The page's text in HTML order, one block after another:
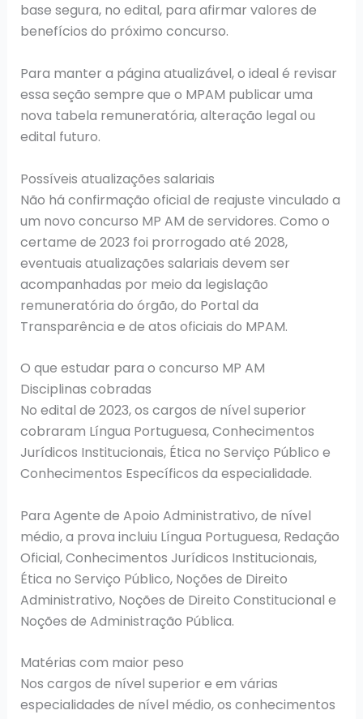
base segura, no edital, para afirmar valores de
benefícios do próximo concurso.
Para manter a página atualizável, o ideal é revisar
essa seção sempre que o MPAM publicar uma
nova tabela remuneratória, alteração legal ou
edital futuro.
Possíveis atualizações salariais
Não há confirmação oficial de reajuste vinculado a
um novo concurso MP AM de servidores. Como o
certame de 2023 foi prorrogado até 2028,
eventuais atualizações salariais devem ser
acompanhadas por meio da legislação
remuneratória do órgão, do Portal da
Transparência e de atos oficiais do MPAM.
O que estudar para o concurso MP AM
Disciplinas cobradas
No edital de 2023, os cargos de nível superior
cobraram Língua Portuguesa, Conhecimentos
Jurídicos Institucionais, Ética no Serviço Público e
Conhecimentos Específicos da especialidade.
Para Agente de Apoio Administrativo, de nível
médio, a prova incluiu Língua Portuguesa, Redação
Oficial, Conhecimentos Jurídicos Institucionais,
Ética no Serviço Público, Noções de Direito
Administrativo, Noções de Direito Constitucional e
Noções de Administração Pública.
Matérias com maior peso
Nos cargos de nível superior e em várias
especialidades de nível médio, os conhecimentos